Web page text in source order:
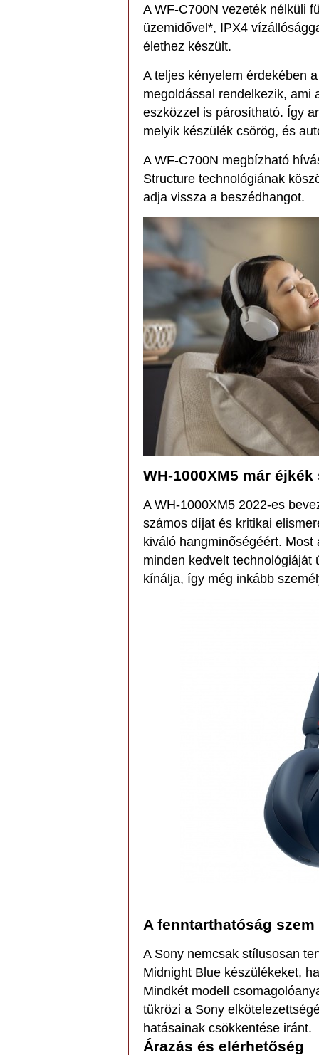
A WF-C700N vezeték nélküli
üzemidővel*, IPX4
élethez készült.
A teljes kényelem érdekében
megoldással rendelkezik, ami
eszközzel is párosítható. Így
melyik készülék csörög, és
A WF-C700N megbízható
Structure technológiának
adja vissza a beszédhangot.
WH-1000XM5 már
A WH-1000XM5 2022-es
számos díjat és kritikai
kiváló hangminőségéért.
minden kedvelt
kínálja, így még inkább
A fenntarthatóság
A Sony nemcsak stílusosan
Midnight Blue készülékeket,
Mindkét modell
tükrözi a Sony
hatásainak csökkentése iránt.
Árazás és elérhetőség